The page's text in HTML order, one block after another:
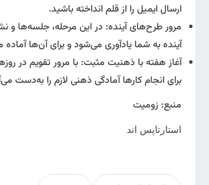
ارسال ایمیل را از قلم انداخته باشید.
مرور طرح‌های آینده: در این مرحله، جلسه‌ها
آینده به شما یادآوری می‌شود و برای آن‌ها
آغاز هفته با ذهنیت مثبت: با مرور تقویم در
برای انجام کارها آمادگی ذهنی لازم را به‌دست
منبع: زومیت
استارتاپس اند